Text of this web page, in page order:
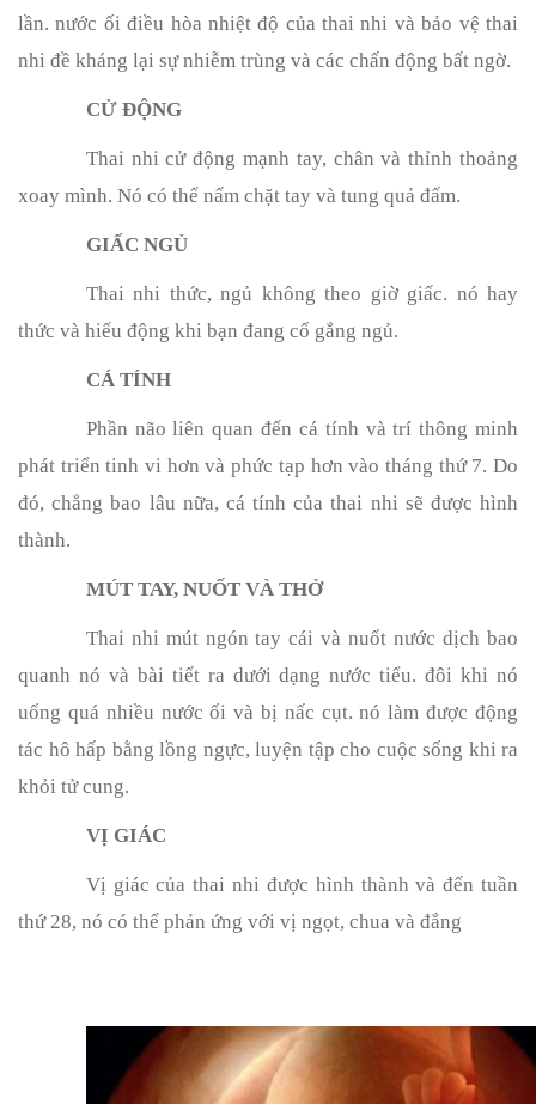
lần. nước ối điều hòa nhiệt độ của thai nhi và bảo vệ thai
nhi đề kháng lại sự nhiễm trùng và các chấn động bất ngờ.
CỬ ĐỘNG
Thai nhi cử động mạnh tay, chân và thỉnh thoảng
xoay mình. Nó có thể nấm chặt tay và tung quả đấm.
GIẤC NGỦ
Thai nhi thức, ngủ không theo giờ giấc. nó hay
thức và hiếu động khi bạn đang cố gắng ngủ.
CÁ TÍNH
Phần não liên quan đến cá tính và trí thông minh
phát triển tinh vi hơn và phức tạp hơn vào tháng thứ 7. Do
đó, chẳng bao lâu nữa, cá tính của thai nhi sẽ được hình
thành.
MÚT TAY, NUỐT VÀ THỞ
Thai nhi mút ngón tay cái và nuốt nước dịch bao
quanh nó và bài tiết ra dưới dạng nước tiểu. đôi khi nó
uống quá nhiều nước ối và bị nấc cụt. nó làm được động
tác hô hấp bằng lồng ngực, luyện tập cho cuộc sống khi ra
khỏi tử cung.
VỊ GIÁC
Vị giác của thai nhi được hình thành và đến tuần
thứ 28, nó có thể phản ứng với vị ngọt, chua và đắng